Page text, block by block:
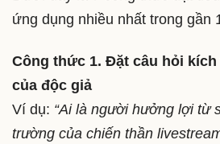
ứng dụng nhiều nhất trong gần
Công thức 1. Đặt câu hỏi
của độc giả
Ví dụ: “Ai là người hưởng lợi từ
trường của chiến thần